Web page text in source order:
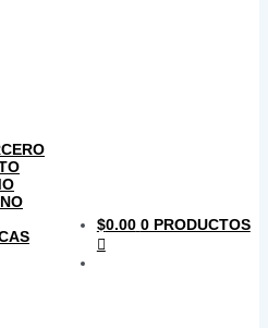
$0.00 0 PRODUCTOS